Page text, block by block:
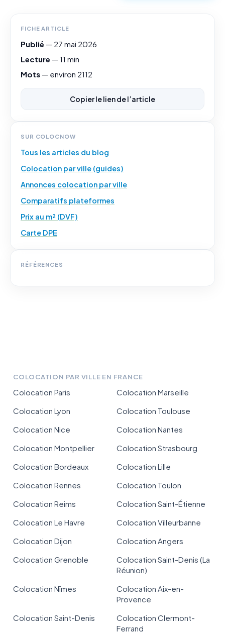
FICHE ARTICLE
Publié — 27 mai 2026
Lecture — 11 min
Mots — environ 2112
Copier le lien de l’article
SUR COLOCNOW
Tous les articles du blog
Colocation par ville (guides)
Annonces colocation par ville
Comparatifs plateformes
Prix au m² (DVF)
Carte DPE
RÉFÉRENCES
COLOCATION PAR VILLE EN FRANCE
Colocation Paris
Colocation Marseille
Colocation Lyon
Colocation Toulouse
Colocation Nice
Colocation Nantes
Colocation Montpellier
Colocation Strasbourg
Colocation Bordeaux
Colocation Lille
Colocation Rennes
Colocation Toulon
Colocation Reims
Colocation Saint-Étienne
Colocation Le Havre
Colocation Villeurbanne
Colocation Dijon
Colocation Angers
Colocation Grenoble
Colocation Saint-Denis (La
Réunion)
Colocation Nîmes
Colocation Aix-en-
Provence
Colocation Saint-Denis
Colocation Clermont-
Ferrand